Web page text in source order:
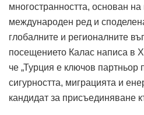
многостранността, основан
международен ред и
глобалните и регионалните
посещението Калас написа в
че „Турция е ключов партньор
сигурността, миграцията и
кандидат за присъединяване